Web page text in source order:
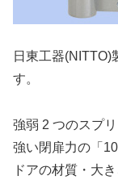
日東工器
す。
強弱 2 つのスプ
強い閉扉力の「
ドアの材質・大